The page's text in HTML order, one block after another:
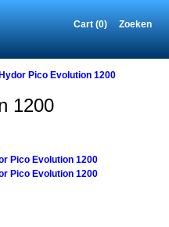
Cart (0) Zoeken
Pico Evolution 1200
1200